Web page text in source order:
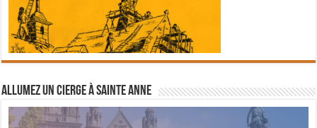
Allumez un cierge à Sainte Anne